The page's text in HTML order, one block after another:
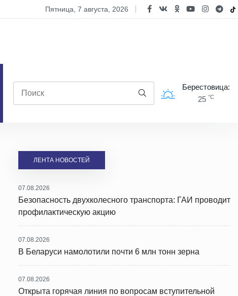
Александр Лукашенко посещает Вилейский район
пятница, 7 августа, 2026
Берестовица:
25 °C
ЛЕНТА НОВОСТЕЙ
07.08.2026
Безопасность двухколесного транспорта: ГАИ проводит
профилактическую акцию
07.08.2026
В Беларуси намолотили почти 6 млн тонн зерна
07.08.2026
Открыта горячая линия по вопросам вступительной